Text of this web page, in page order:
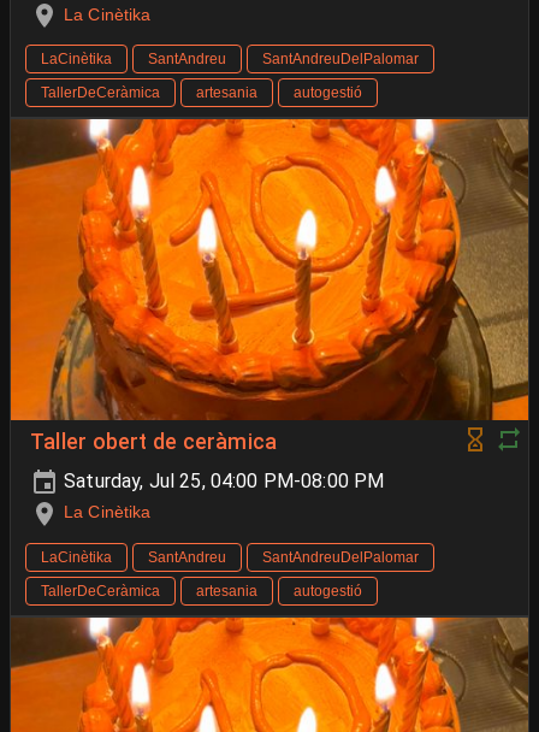
La Cinètika
LaCinètika SantAndreu
SantAndreuDelPalomar
TallerDeCeràmica
artesania autogestió
Taller obert de ceràmica
Saturday, Jul 25, 04:00 PM-08:00 PM
La Cinètika
LaCinètika SantAndreu
SantAndreuDelPalomar
TallerDeCeràmica
artesania autogestió